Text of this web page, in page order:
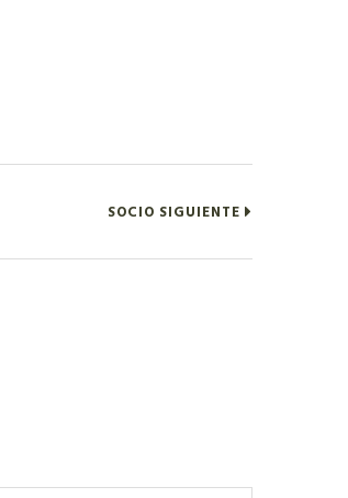
SOCIO SIGUIENTE